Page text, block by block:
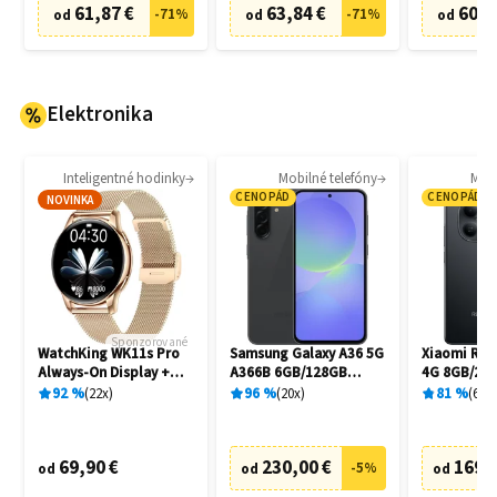
od 61,87 € -71% od 63,84 € -71% od
Elektronika
Inteligentné hodinky
NOVINKA
Sponzorované
WatchKing WK11s Pro
Always-On Display +
Extra remienok
92% 22x
od 69,90 €
Mobilné telefóny
CENOPÁD
Samsung Galaxy A36 5G
A366B 6GB/128GB
Awesome Black
96% 20x
od 230,00 € -5%
CENOPÁD
Xiaomi
4G 8GB/
81% 6
od